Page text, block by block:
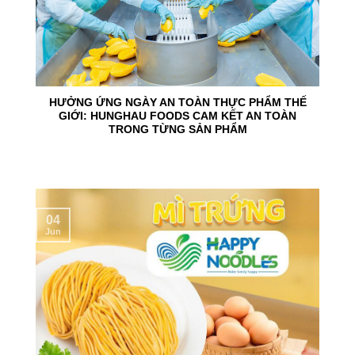
HƯỞNG ỨNG NGÀY AN TOÀN THỰC PHẨM THẾ
GIỚI: HUNGHAU FOODS CAM KẾT AN TOÀN
TRONG TỪNG SẢN PHẨM
04
Jun